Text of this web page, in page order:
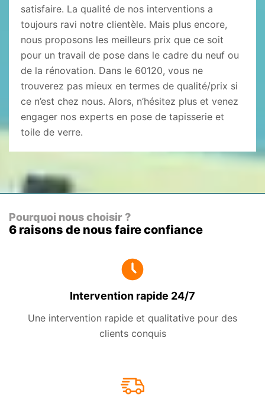
satisfaire. La qualité de nos interventions a
toujours ravi notre clientèle. Mais plus encore,
nous proposons les meilleurs prix que ce soit
pour un travail de pose dans le cadre du neuf ou
de la rénovation. Dans le 60120, vous ne
trouverez pas mieux en termes de qualité/prix si
ce n’est chez nous. Alors, n’hésitez plus et venez
engager nos experts en pose de tapisserie et
toile de verre.
Pourquoi nous choisir ?
6 raisons de nous faire confiance
Intervention rapide 24/7
Une intervention rapide et qualitative pour des
clients conquis